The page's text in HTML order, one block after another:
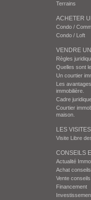
Terrains
ACHETER
Condo /
Condo / Loft
VENDRE
Règles
Quelles sont
Un courtier
Les
immobilière.
Cadre
Courtier
maison.
LES
Visite Libre
CONSEILS
Actualité
Achat conseils
Vente conseils
Financement